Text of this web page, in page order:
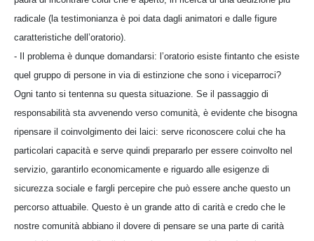
radicale (la testimonianza è poi data dagli animatori e dalle figure
caratteristiche dell’oratorio).
- Il problema è dunque domandarsi: l’oratorio esiste fintanto che esiste
quel gruppo di persone in via di estinzione che sono i viceparroci?
Ogni tanto si tentenna su questa situazione. Se il passaggio di
responsabilità sta avvenendo verso comunità, è evidente che bisogna
ripensare il coinvolgimento dei laici: serve riconoscere colui che ha
particolari capacità e serve quindi prepararlo per essere coinvolto nel
servizio, garantirlo economicamente e riguardo alle esigenze di
sicurezza sociale e fargli percepire che può essere anche questo un
percorso attuabile. Questo è un grande atto di carità e credo che le
nostre comunità abbiano il dovere di pensare se una parte di carità